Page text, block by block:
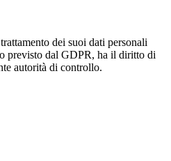
dei suoi dati personali
previsto dal GDPR, ha il diritto di
autorità di controllo.